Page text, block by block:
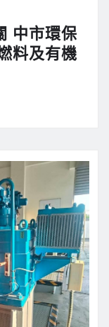
中市環保
料及有機